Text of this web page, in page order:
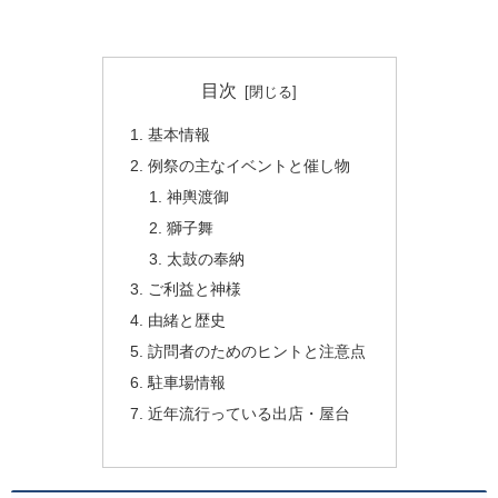
目次
基本情報
例祭の主なイベントと催し物
神輿渡御
獅子舞
太鼓の奉納
ご利益と神様
由緒と歴史
訪問者のためのヒントと注意点
駐車場情報
近年流行っている出店・屋台